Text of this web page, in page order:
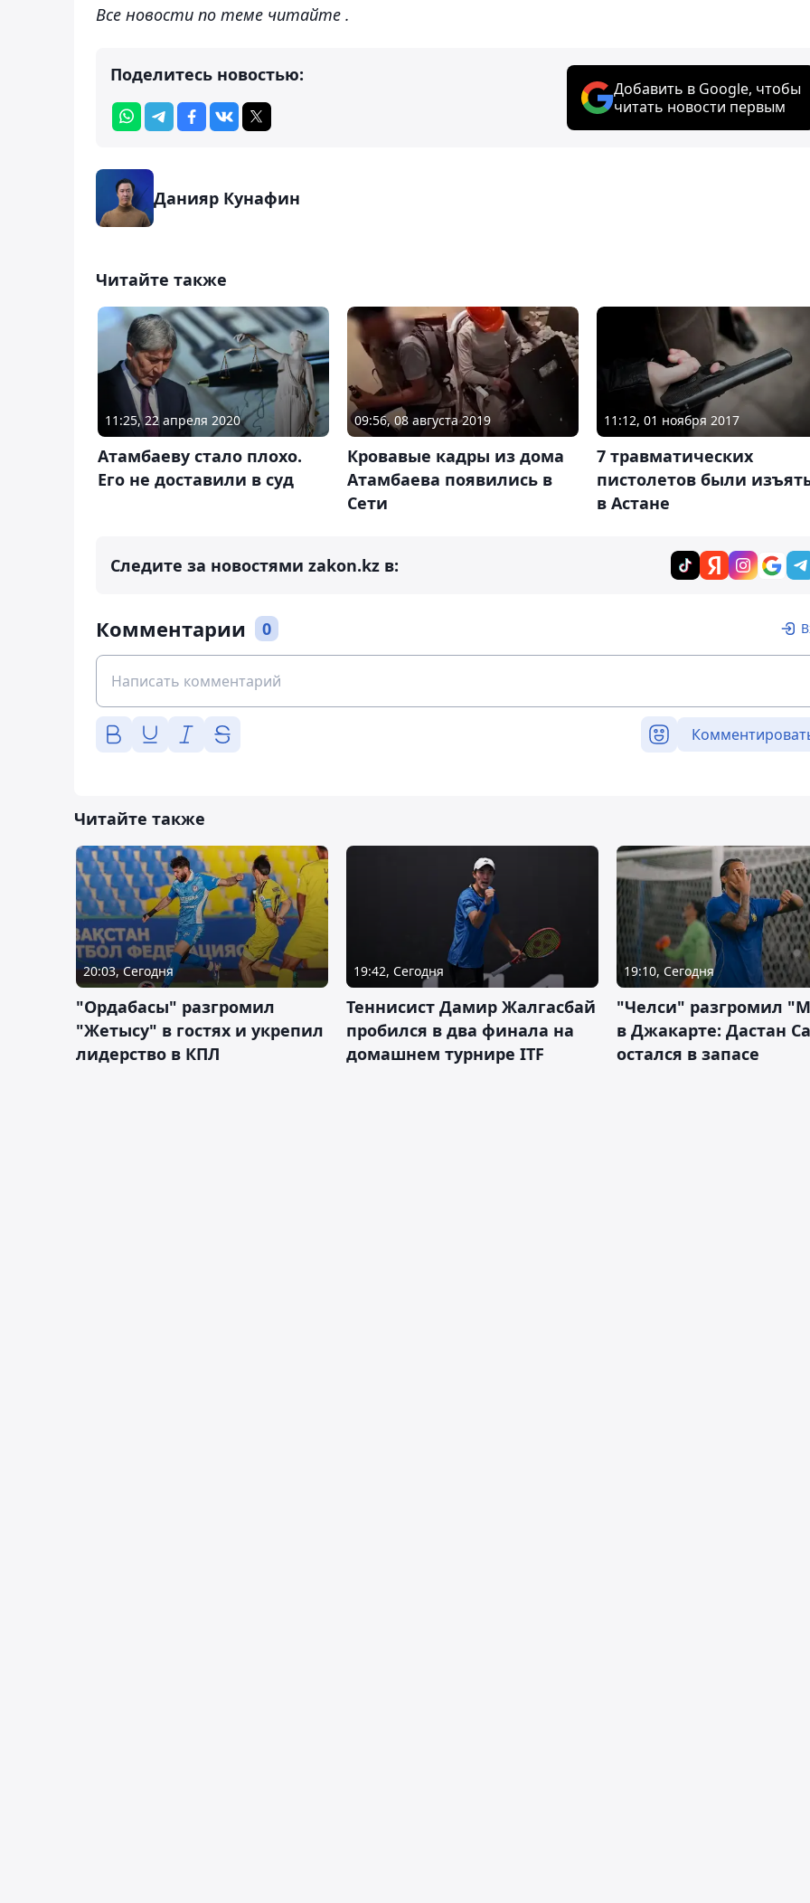
Все новости по теме читайте .
Поделитесь новостью:
Добавить в Google, чтобы
читать новости первым
Данияр Кунафин
Читайте также
11:25, 22 апреля 2020
Атамбаеву стало плохо.
Его не доставили в суд
09:56, 08 августа 2019
Кровавые кадры из дома
Атамбаева появились в
Сети
11:12, 01 ноября 2017
7 травматических
пистолетов были
в Астане
Следите за новостями zakon.kz в:
Комментарии 0
Читайте также
20:03, Сегодня
"Ордабасы" разгромил
"Жетысу" в гостях и укрепил
лидерство в КПЛ
19:42, Сегодня
Теннисист Дамир Жалгасбай
пробился в два финала на
домашнем турнире ITF
19:10, Сегодня
"Челси" разгромил
в Джакарте: Дастан
остался в запасе